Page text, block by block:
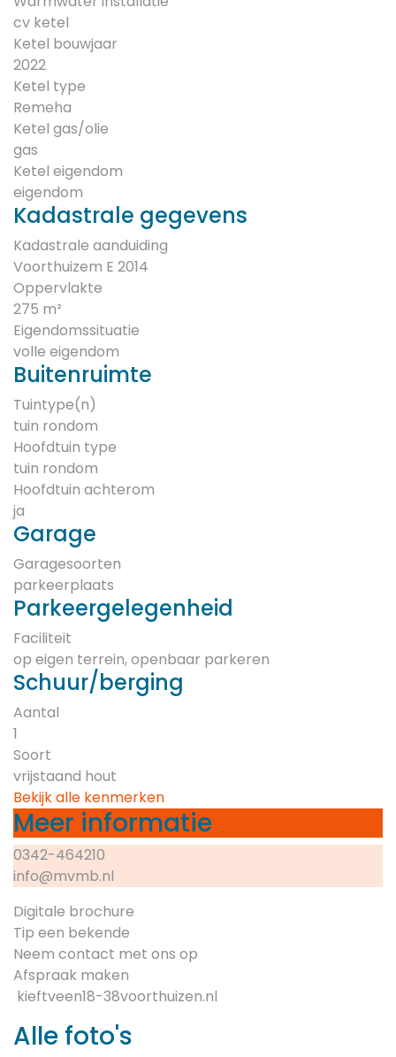
cv ketel
Ketel bouwjaar
2022
Ketel type
Remeha
Ketel gas/olie
gas
Ketel eigendom
eigendom
Kadastrale gegevens
Kadastrale aanduiding
Voorthuizem E 2014
Oppervlakte
275 m²
Eigendomssituatie
volle eigendom
Buitenruimte
Tuintype(n)
tuin rondom
Hoofdtuin type
tuin rondom
Hoofdtuin achterom
ja
Garage
Garagesoorten
parkeerplaats
Parkeergelegenheid
Faciliteit
op eigen terrein, openbaar parkeren
Schuur/berging
Aantal
1
Soort
vrijstaand hout
Bekijk alle kenmerken
Meer informatie
0342-464210
info@mvmb.nl
Digitale brochure
Tip een bekende
Neem contact met ons op
Afspraak maken
kieftveen18-38voorthuizen.nl
Alle foto's